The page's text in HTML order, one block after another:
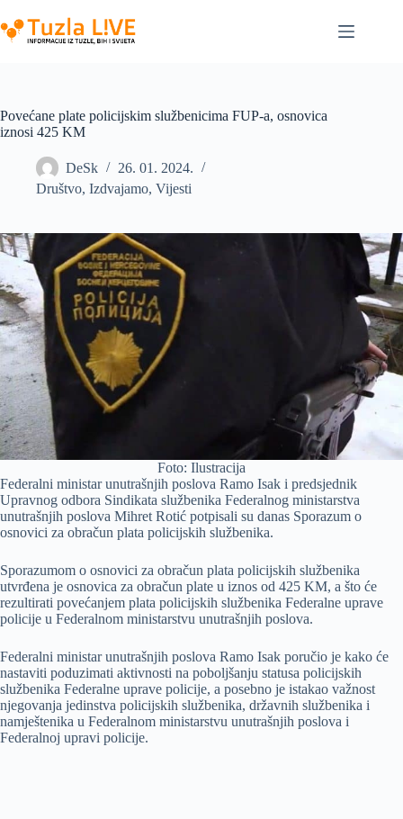
to
content
Povećane plate policijskim službenicima FUP-a, osnovica
iznosi 425 KM
DeSk
26. 01. 2024.
Društvo, Izdvajamo, Vijesti
Foto: Ilustracija
Federalni ministar unutrašnjih poslova Ramo Isak i predsjednik
Upravnog odbora Sindikata službenika Federalnog ministarstva
unutrašnjih poslova Mihret Rotić potpisali su danas Sporazum o
osnovici za obračun plata policijskih službenika.
Sporazumom o osnovici za obračun plata policijskih službenika
utvrđena je osnovica za obračun plate u iznos od 425 KM, a što će
rezultirati povećanjem plata policijskih službenika Federalne uprave
policije u Federalnom ministarstvu unutrašnjih poslova.
Federalni ministar unutrašnjih poslova Ramo Isak poručio je kako će
nastaviti poduzimati aktivnosti na poboljšanju statusa policijskih
službenika Federalne uprave policije, a posebno je istakao važnost
njegovanja jedinstva policijskih službenika, državnih službenika i
namještenika u Federalnom ministarstvu unutrašnjih poslova i
Federalnoj upravi policije.